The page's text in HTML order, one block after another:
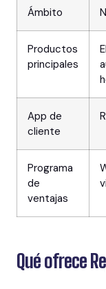
Ámbito
Productos
principales
App de
cliente
Programa
de
ventajas
Qué ofrece